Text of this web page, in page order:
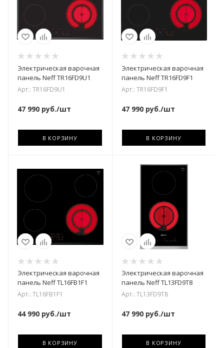
Электрическая варочная
панель Neff TR16FD9U1
Арт.: TR16FD9U1
47 990 руб./шт
В КОРЗИНУ
Электрическая варочная
панель Neff TR16FD9F1
Арт.: TR16FD9F1
47 990руб./шт
В КОРЗИНУ
Электрическая варочная
панель Neff TL16FB1F1
Арт.: TL16FB1F1
44 990 руб./шт
В КОРЗИНУ
Электрическая варочная
панель Neff TL13FD9T8
Арт.: TL13FD9T8
47 990руб./шт
В КОРЗИНУ